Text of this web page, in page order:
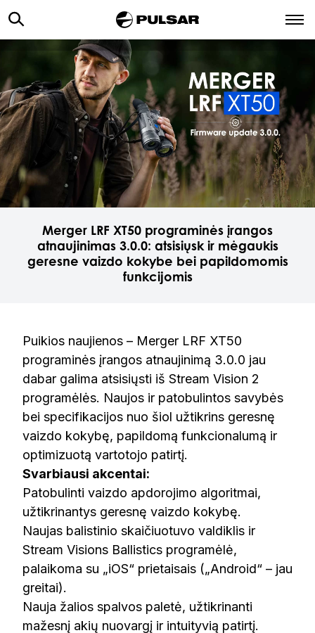
Merger LRF XT50 programinės įrangos
atnaujinimas 3.0.0: atsisiųsk ir mėgaukis
geresne vaizdo kokybe bei papildomomis
funkcijomis
Puikios naujienos – Merger LRF XT50
programinės įrangos atnaujinimą 3.0.0 jau
dabar galima atsisiųsti iš Stream Vision 2
programėlės. Naujos ir patobulintos savybės
bei specifikacijos nuo šiol užtikrins geresnę
vaizdo kokybę, papildomą funkcionalumą ir
optimizuotą vartotojo patirtį.
Svarbiausi akcentai:
Patobulinti vaizdo apdorojimo algoritmai,
užtikrinantys geresnę vaizdo kokybę.
Naujas balistinio skaičiuotuvo valdiklis ir
Stream Visions Ballistics programėlė,
palaikoma su „iOS“ prietaisais („Android“ – jau
greitai).
Nauja žalios spalvos paletė, užtikrinanti
mažesnį akių nuovargį ir intuityvią patirtį.